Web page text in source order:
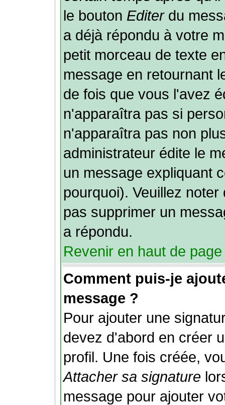
le bouton Editerdu
a déjà répondu à votre
petit morceau de texte
message en retournant
de fois que vous l'avez
n'apparaîtra pas si
n'apparaîtra pas non
administrateur édite le
un message expliquant
pourquoi). Veuillez
pas supprimer un
a répondu.
Revenir en haut de page
Comment puis-je
message ?
Pour ajouter une
devez d'abord en créer
profil. Une fois créée,
Attacher sa signature
message pour ajouter